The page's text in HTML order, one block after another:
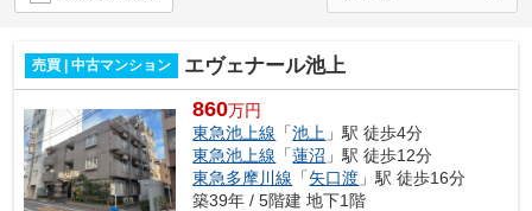
売買 | 中古マンション エヴェナール池上
860万円
東急池上線 「池上 」駅 徒歩4分
東急池上線 「蓮沼 」駅 徒歩12分
東急多摩川線 「矢口渡 」駅 徒歩16分
築39年 / 5階建 地下1階